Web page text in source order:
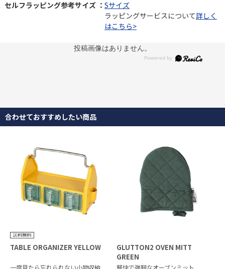
セルフラッピング参考サイズ ： Sサイズ
ラッピングサービスについて詳しく
はこちら>
投稿画像はありません。
合わせておすすめしたい商品
TABLE ORGANIZER YELLOW
GLUTTON2 OVEN MITT
GREEN